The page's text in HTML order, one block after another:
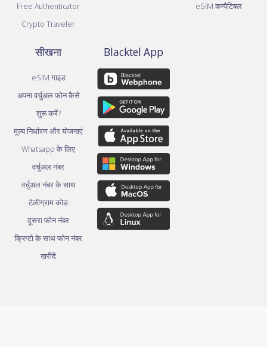
Free Authenticator
Crypto Traveler
eSIM कम्पैटिबल
सीखना
eSIM गाइड
अपना वर्चुअल फोन कैसे
शुरू करें?
मूल्य निर्धारण और योजनाएं
Whatsapp के लिए
वर्चुअल नंबर
वर्चुअल नंबर के साथ
टेलीग्राम कोड
दूसरा फोन नंबर
क्रिप्टो के साथ फोन नंबर
खरीदें
Blacktel App